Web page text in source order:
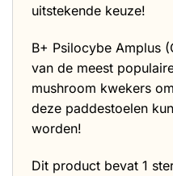
uitstekende keuze!
B+ Psilocybe Amplus
van de meest
mushroom kwekers
deze paddestoelen
worden!
Dit product bevat 1